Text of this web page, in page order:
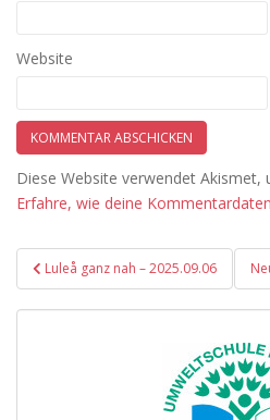
Website
Diese Website verwendet Akismet,
Erfahre, wie deine
Beitragsnavigation
Luleå ganz nah – 2025.09.06